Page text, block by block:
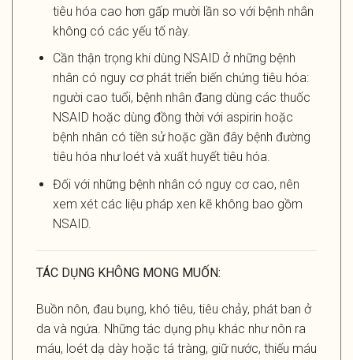
tiêu hóa cao hơn gấp mười lần so với bệnh nhân
không có các yếu tố này.
Cần thận trọng khi dùng NSAID ở những bệnh
nhân có nguy cơ phát triển biến chứng tiêu hóa:
người cao tuổi, bệnh nhân đang dùng các thuốc
NSAID hoặc dùng đồng thời với aspirin hoặc
bệnh nhân có tiền sử hoặc gần đây bệnh đường
tiêu hóa như loét và xuất huyết tiêu hóa.
Đối với những bệnh nhân có nguy cơ cao, nên
xem xét các liệu pháp xen kẽ không bao gồm
NSAID.
TÁC DỤNG KHÔNG MONG MUỐN:
Buồn nôn, đau bụng, khó tiêu, tiêu chảy, phát ban ở
da và ngứa. Những tác dụng phụ khác như nôn ra
máu, loét dạ dày hoặc tá tràng, giữ nước, thiếu máu